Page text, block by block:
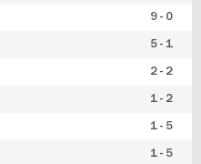
9 - 0
5 - 1
2 - 2
1 - 2
1 - 5
1 - 5